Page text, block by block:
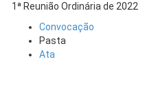
1ª Reunião Ordinária de 2022
Convocação
Pasta
Ata